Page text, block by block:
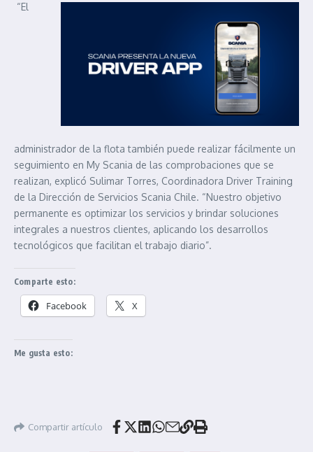
“El
administrador de la flota también puede realizar fácilmente un
seguimiento en My Scania de las comprobaciones que se
realizan, explicó Sulimar Torres, Coordinadora Driver Training
de la Dirección de Servicios Scania Chile. “Nuestro objetivo
permanente es optimizar los servicios y brindar soluciones
integrales a nuestros clientes, aplicando los desarrollos
tecnológicos que facilitan el trabajo diario”.
Comparte esto:
Facebook X
Me gusta esto:
Compartir artículo